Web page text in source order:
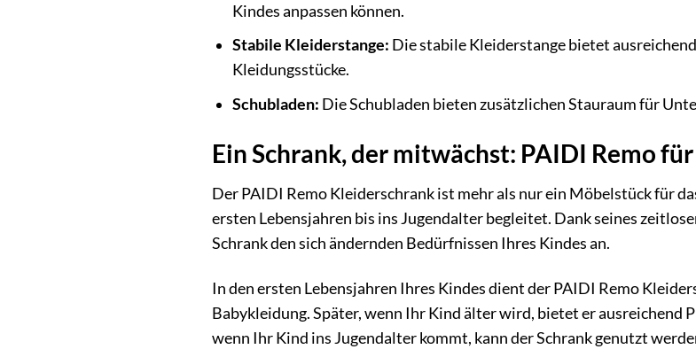
Kindes anpassen können.
Stabile Kleiderstange: Die stabile Kleiderstange bietet
Kleidungsstücke.
Schubladen: Die Schubladen bieten zusätzlichen Stauraum für
Ein Schrank, der mitwächst: PAIDI Remo
Der PAIDI Remo Kleiderschrank ist mehr als nur ein Möbelstück für
ersten Lebensjahren bis ins Jugendalter begleitet. Dank seines
Schrank den sich ändernden Bedürfnissen Ihres Kindes an.
In den ersten Lebensjahren Ihres Kindes dient der PAIDI Remo
Babykleidung. Später, wenn Ihr Kind älter wird, bietet er ausreichend
wenn Ihr Kind ins Jugendalter kommt, kann der Schrank genutzt